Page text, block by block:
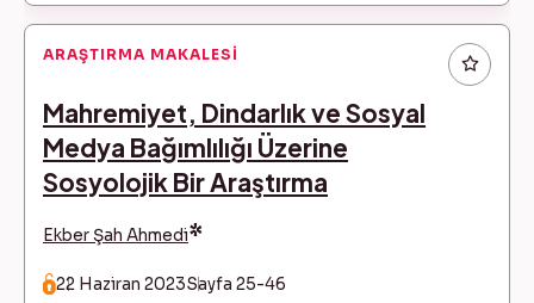
ARAŞTIRMA MAKALESI
Mahremiyet, Dindarlık ve Sosyal
Medya Bağımlılığı Üzerine
Sosyolojik Bir Araştırma
Ekber Şah Ahmedi*
22 Haziran 2023Sayfa 25-46